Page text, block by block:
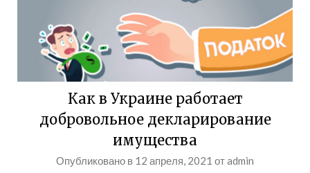
Как в Украине работает
добровольное декларирование
имущества
Опубликовано в 12 апреля, 2021 отadmin